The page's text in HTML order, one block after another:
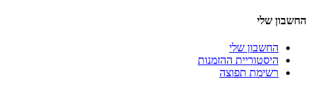
החשבון שלי
החשבון שלי
היסטוריית ההזמנות
רשימת תפוצה